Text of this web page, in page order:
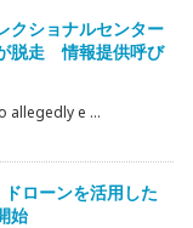
クショナルセンター
脱走 情報提供呼び
allegedly e ...
ローンを活用した
始